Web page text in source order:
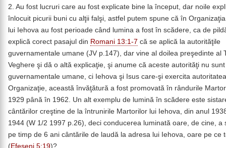
2. Au fost lucruri care au fost explicate bine la început, dar noile
înlocuit picurii buni cu alţii falşi, astfel putem spune că în
lui Iehova au fost perioade când lumina a fost în scădere, ca de
explică corect pasajul din Romani 13:1-7 că se aplică la autorităţile
guvernamentale umane (JV p.147), dar vine al doilea preşedinte al
Veghere şi dă o altă explicaţie, şi anume că aceste autorităţi nu
guvernamentale umane, ci Iehova şi Isus care-şi exercita
Organizaţie, această învăţătură a fost promovată în rândurile
1929 până în 1962. Un alt exemplu de lumină în scădere este
cântărilor creştine de la întrunirile Martorilor lui Iehova, din anul
1944 (W 1/2 1997 p.26), deci conducerea luminată oare, de cine, a
pe timp de 6 ani cântările de laudă la adresa lui Iehova, oare pe ce
(Efeseni 5:19)?